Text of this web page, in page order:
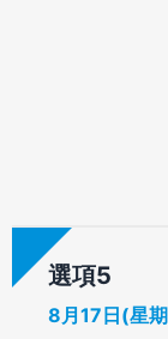
選項
8月17日(星